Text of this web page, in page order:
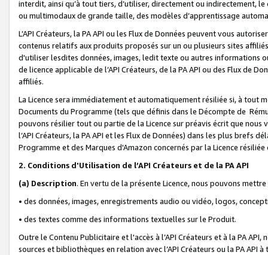
interdit, ainsi qu’à tout tiers, d’utiliser, directement ou indirectement,
ou multimodaux de grande taille, des modèles d’apprentissage
L’API Créateurs, la PA API ou les Flux de Données peuvent vous
contenus relatifs aux produits proposés sur un ou plusieurs sites
d'utiliser lesdites données, images, ledit texte ou autres informations
de licence applicable de l’API Créateurs, de la PA API ou des Flux de
affiliés.
La Licence sera immédiatement et automatiquement résiliée si, à
Documents du Programme (tels que définis dans le Décompte de
pouvons résilier tout ou partie de la Licence sur préavis écrit que
l’API Créateurs, la PA API et les Flux de Données) dans les plus
Programme et des Marques d'Amazon concernés par la Licence
2. Conditions d'Utilisation de l’API Créateurs et de la PA API
(a) Description. En vertu de la présente Licence, nous pouvons
• des données, images, enregistrements audio ou vidéo, logos,
• des textes comme des informations textuelles sur le Produit.
Outre le Contenu Publicitaire et l'accès à l’API Créateurs et à la PA
sources et bibliothèques en relation avec l’API Créateurs ou la PA